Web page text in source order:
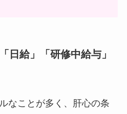
日給」「研修中給与」
なことが多く、肝心の条